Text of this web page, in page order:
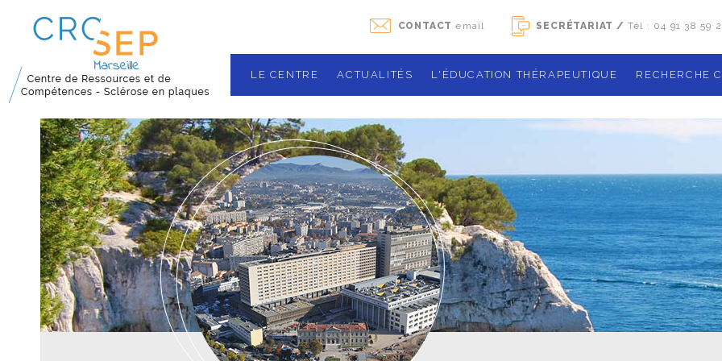
CONTACT email SECRÉTARIAT / Tél : 04 91 38 59
LE CENTRE
Nos missions
Localisation
Les équipes
Plateau technique
ACTUALITÉS L'ÉDUCATION THÉRAPEUTIQUE
Agenda des ateliers de groupe
Qu'est que l'éducation thérapeutique ?
Le programme
Boîte à outils
Les
démarches
activités
Gérer son traitement
Contact
RECHERCHE
Notre
Les essais